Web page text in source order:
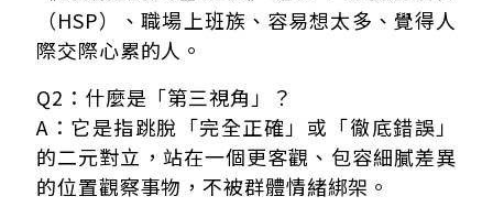
（HSP）、職場上班族、容易想太多、覺得人
際交際心累的人。
Q2：什麼是「第三視角」？
A：它是指跳脫「完全正確」或「徹底錯誤」
的二元對立，站在一個更客觀、包容細膩差異
的位置觀察事物，不被群體情緒綁架。